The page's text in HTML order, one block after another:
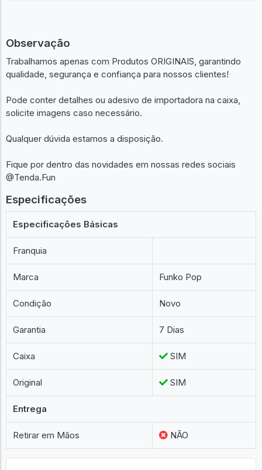
Observação
Trabalhamos apenas com Produtos ORIGINAIS, garantindo
qualidade, segurança e confiança para nossos clientes!
Pode conter detalhes ou adesivo de importadora na caixa,
solicite imagens caso necessário.
Qualquer dúvida estamos a disposição.
Fique por dentro das novidades em nossas redes sociais
@Tenda.Fun
Especificações
Especificações Básicas
Franquia
Marca Funko Pop
Condição Novo
Garantia 7 Dias
Caixa SIM
Original SIM
Entrega
Retirar em Mãos NÃO